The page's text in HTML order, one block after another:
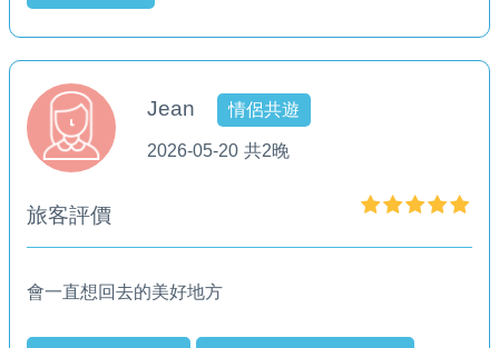
Jean 情侶共遊
2026-05-20 共2晚
旅客評價
會一直想回去的美好地方